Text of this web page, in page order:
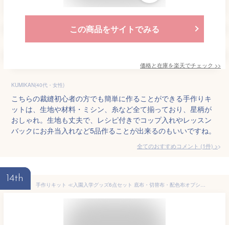
この商品をサイトでみる
価格と在庫を楽天でチェック >>
KUMIKAN(40代・女性)
こちらの裁縫初心者の方でも簡単に作ることができる手作りキ
ットは、生地や材料・ミシン、糸など全て揃っており、星柄が
おしゃれ。生地も丈夫で、レシピ付きでコップ入れやレッスン
バックにお弁当入れなど5品作ることが出来るのもいいですね。
全てのおすすめコメント (1件) >
14th
手作りキット ≪入園入学グッズ6点セット 底布・切替布・配色布オプション ≫ 専用オックス生地 レッスンバッグ ｜男の子｜女の子｜手づくりキット｜ハンドメイドキット｜初心者｜子供｜簡単｜ミシン 【メール便対応】 生地 北欧 北欧風